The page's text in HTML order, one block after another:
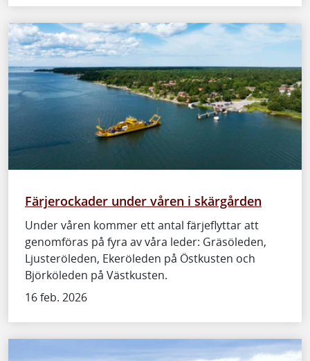
Färjerockader under våren i skärgården
Under våren kommer ett antal färjeflyttar att
genomföras på fyra av våra leder: Gräsöleden,
Ljusteröleden, Ekeröleden på Östkusten och
Björköleden på Västkusten.
16 feb. 2026